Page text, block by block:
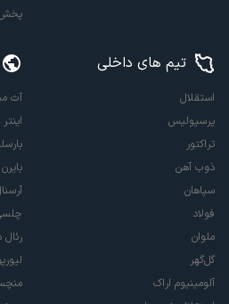
پخش
تیم های داخلی
استقلال
پرسپولیس
تراکتور
ذوب آهن
سپاهان
فولاد
ملوان
گل‌گهر
آلومینیوم اراک
آث
رئال